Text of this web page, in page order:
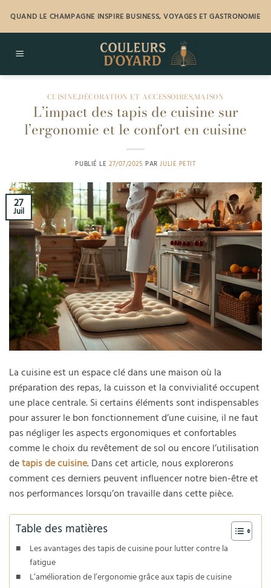
contenu
QUAND LE CHAMPAGNE INSPIRE BUSINESS, VOYAGES ET GASTRONOMIE
CUISINE,DÉCORATION ET ACCESSOIRES,MAISON
L’impact des tapis de cuisine sur
l’ergonomie et le confort en cuisine
PUBLIÉ LE 27/07/2025 PARJULIE PETIT
27
Juil
La cuisine est un espace clé dans une maison où la
préparation des repas, la cuisson et la convivialité occupent
une place centrale. Si certains éléments sont indispensables
pour assurer le bon fonctionnement d’une cuisine, il ne faut
pas négliger les aspects ergonomiques et confortables
comme le choix du revêtement de sol ou encore l’utilisation
detapis de cuisine. Dans cet article, nous explorerons
comment ces derniers peuvent influencer notre bien-être et
nos performances lorsqu’on travaille dans cette pièce.
Table des matières
Les avantages des tapis de cuisine pour lutter contre la
fatigue
L’amélioration de l’ergonomie grâce aux tapis de cuisine